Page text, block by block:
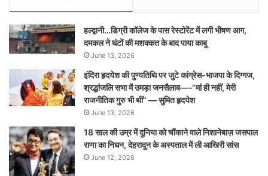
हल्द्वानी…डिग्री कॉलेज के पास रेस्टोरेंट में लगी भीषण आग,
दमकल ने घंटों की मशक्कत के बाद पाया काबू
June 13, 2026
इंदिरा हृदयेश की पुण्यतिथि पर जुटे कांग्रेस-भाजपा के दिग्गज,
श्रद्धांजलि सभा में उमड़ा जनसैलाब—-“मां ही नहीं, मेरी
राजनीतिक गुरु भी थीं” — सुमित हृदयेश
June 13, 2026
18 साल की उम्र में दुनिया को चौंकाने वाले निशानेबाज़ जसपाल
राणा का निधन, देहरादून के अस्पताल में ली आखिरी सांस
June 12, 2026